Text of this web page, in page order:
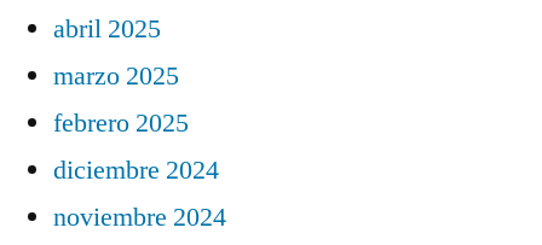
abril 2025
marzo 2025
febrero 2025
diciembre 2024
noviembre 2024